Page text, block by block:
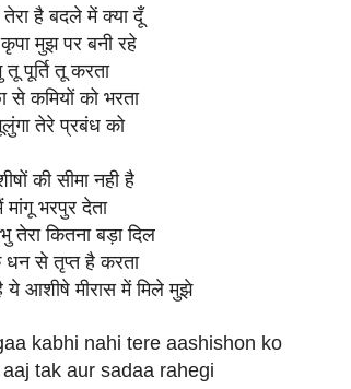
है बदले में क्या दूँ
मुझ पर बनी रहे
तू पूर्ति तू करता
से कमियों को भरता
तेरे प्रबंध को
की सीमा नही है
भरपुर देता
तेरा कितना बड़ा दिल
धन से तृप्त है करता
आशीषे मीरास में मिले मुझे
kabhi nahi tere aashishon ko
tak aur sadaa rahegi